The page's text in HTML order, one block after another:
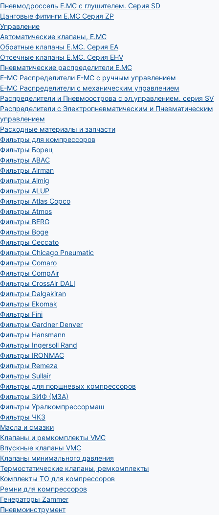
Пневмодроссель E.MC с глушителем. Серия SD
Цанговые фитинги E.MC Серия ZP
Управление
Автоматические клапаны, Е.МС
Обратные клапаны E.MC. Серия EA
Отсечные клапаны E.MC. Серия EHV
Пневматические распределители E.MC
E-MC Распределители E-MC с ручным управлением
E-MC Распределители с механическим управлением
Распределители и Пневмоострова с эл.управлением. серия SV
Распределители с Электропневматическим и Пневматическим
управлением
Расходные материалы и запчасти
Фильтры для компрессоров
Фильтры Борец
Фильтры ABAC
Фильтры Airman
Фильтры Almig
Фильтры ALUP
Фильтры Atlas Copco
Фильтры Atmos
Фильтры BERG
Фильтры Boge
Фильтры Ceccato
Фильтры Chicago Pneumatic
Фильтры Comaro
Фильтры CompAir
Фильтры CrossAir DALI
Фильтры Dalgakiran
Фильтры Ekomak
Фильтры Fini
Фильтры Gardner Denver
Фильтры Hansmann
Фильтры Ingersoll Rand
Фильтры IRONMAC
Фильтры Remeza
Фильтры Sullair
Фильтры для поршневых компрессоров
Фильтры ЗИФ (МЗА)
Фильтры Уралкомпрессормаш
Фильтры ЧКЗ
Масла и смазки
Клапаны и ремкомплекты VMC
Впускные клапаны VMC
Клапаны минимального давления
Термостатические клапаны, ремкомплекты
Комплекты ТО для компрессоров
Ремни для компрессоров
Генераторы Zammer
Пневмоинструмент